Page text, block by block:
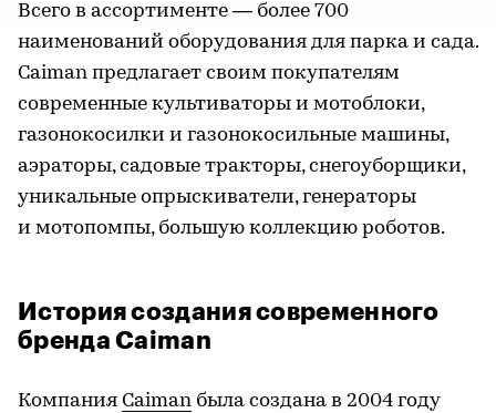
Всего в ассортименте — более 700
наименований оборудования для парка и сада.
Caiman предлагает своим покупателям
современные культиваторы и мотоблоки,
газонокосилки и газонокосильные машины,
аэраторы, садовые тракторы, снегоуборщики,
уникальные опрыскиватели, генераторы
и мотопомпы, большую коллекцию роботов.
История создания современного
бренда Caiman
Компания Caiman была создана в 2004 году